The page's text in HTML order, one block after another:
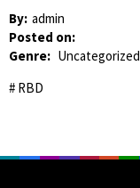
By: admin
Posted on:
Genre: Uncategorized
RBD